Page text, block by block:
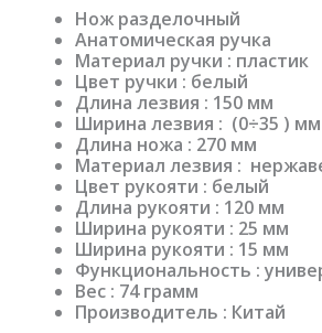
Нож разделочный
Анатомическая ручка
Материал ручки : пластик
Цвет ручки : белый
Длина лезвия : 150 мм
Ширина лезвия : (0÷35 ) мм
Длина ножа : 270 мм
Материал лезвия :
Цвет рукояти : белый
Длина рукояти : 120 мм
Ширина рукояти : 25 мм
Ширина рукояти : 15 мм
Функциональность :
Вес : 74 грамм
Производитель : Китай